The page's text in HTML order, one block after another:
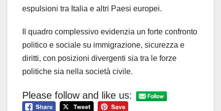
espulsioni tra Italia e altri Paesi europei.
Il quadro complessivo evidenzia un forte confronto
politico e sociale su immigrazione, sicurezza e
diritti, con posizioni divergenti sia tra le forze
politiche sia nella società civile.
Please follow and like us: